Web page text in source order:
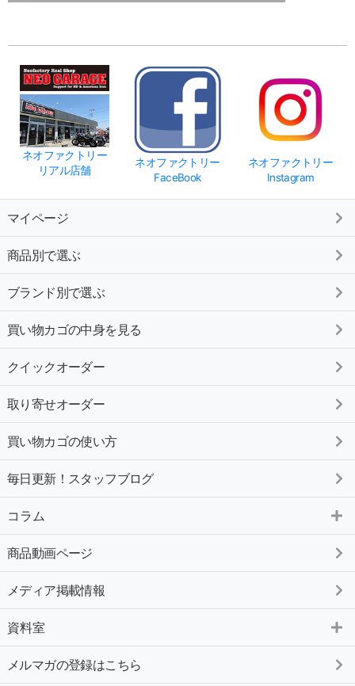
ネオファクトリー
リアル店舗
ネオファクトリー
FaceBook
ネオファクトリー
Instagram
マイページ
商品別で選ぶ
ブランド別で選ぶ
買い物カゴの中身を見る
クイックオーダー
取り寄せオーダー
買い物カゴの使い方
毎日更新！スタッフブログ
コラム
商品動画ページ
メディア掲載情報
資料室
メルマガの登録はこちら